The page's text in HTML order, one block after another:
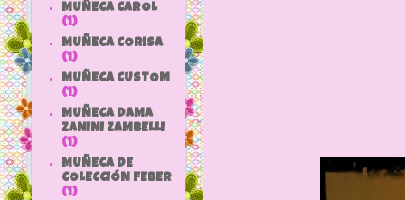
MUÑECA CAROL
(1)
MUÑECA CORISA
(1)
MUÑECA CUSTOM
(1)
MUÑECA DAMA
ZANINI ZAMBELLI
(1)
MUÑECA DE
COLECCIÓN FEBER
(1)